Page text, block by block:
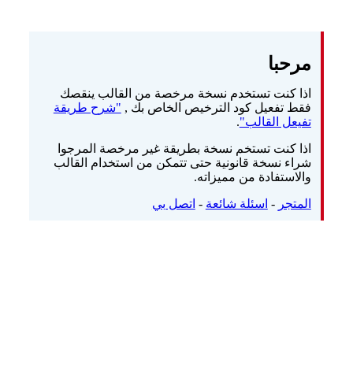
مرحبا
اذا كنت تستخدم نسخة مرخصة من القالب ينقصك
فقط تفعيل كود الترخيص الخاص بك , "شرح طريقة
تفيعل القالب".
اذا كنت تستخم نسخة بطريقة غير مرخصة المرجوا
شراء نسخة قانونية حتى تتمكن من استخدام القالب
والاستفادة من مميزاته.
المتجر - اسئلة شائعة - اتصل بي